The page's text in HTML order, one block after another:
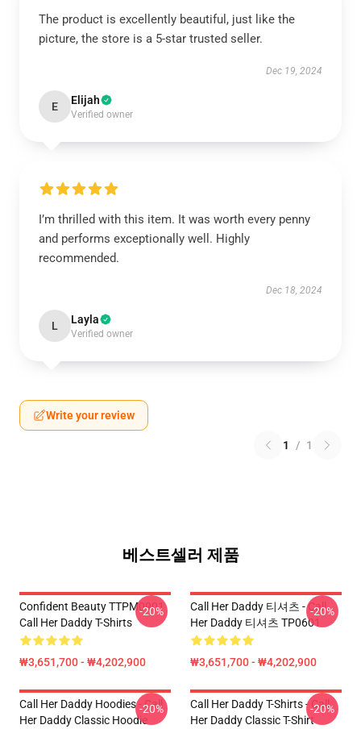
The product is excellently beautiful, just like the
picture, the store is a 5-star trusted seller.
Dec 19, 2024
E Elijah
Verified owner
I’m thrilled with this item. It was worth every penny
and performs exceptionally well. Highly
recommended.
Dec 18, 2024
L Layla
Verified owner
Write your review
1 / 1
베스트셀러 제품
Confident Beauty TTPM0901
Call Her Daddy T-Shirts
₩3,651,700 - ₩4,202,900
-20%
Call Her Daddy 티셔츠 - Call
Her Daddy 티셔츠 TP0601
₩3,651,700 - ₩4,202,900
-20%
Call Her Daddy Hoodies - Call
Her Daddy Classic Hoodie
-20%
Call Her Daddy T-Shirts - Call
Her Daddy Classic T-Shirt
-20%